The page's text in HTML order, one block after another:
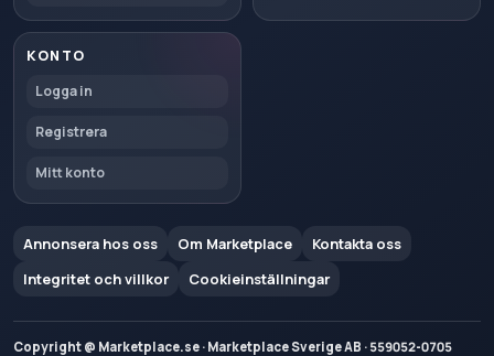
KONTO
Logga in
Registrera
Mitt konto
Annonsera hos oss Om Marketplace
Kontakta oss
Integritet och villkor
Cookieinställningar
Copyright @ Marketplace.se · Marketplace Sverige AB · 559052-0705